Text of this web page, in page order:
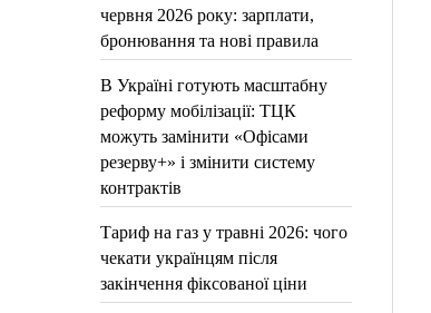
червня 2026 року: зарплати,
бронювання та нові правила
В Україні готують масштабну
реформу мобілізації: ТЦК
можуть замінити «Офісами
резерву+» і змінити систему
контрактів
Тариф на газ у травні 2026: чого
чекати українцям після
закінчення фіксованої ціни